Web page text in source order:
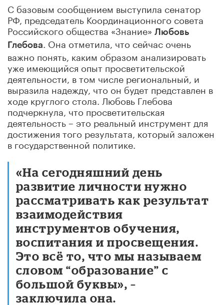
С базовым сообщением выступила сенатор
РФ, председатель Координационного совета
Российского общества «Знание» Любовь
Глебова
. Она отметила, что сейчас очень
важно понять, каким образом анализировать
уже имеющийся опыт просветительской
деятельности, в том числе региональный, и
выразила надежду, что он будет представлен в
ходе круглого стола. Любовь Глебова
подчеркнула, что просветительская
деятельность – это реальный инструмент для
достижения того результата, который заложен
в государственной политике.
«На сегодняшний день
развитие личности нужно
рассматривать как результат
взаимодействия
инструментов обучения,
воспитания и просвещения.
Это всё то, что мы называем
словом “образование” с
большой буквы», –
заключила она.